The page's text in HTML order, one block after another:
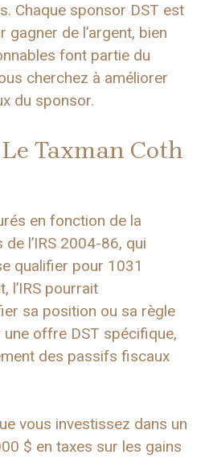
Chaque sponsor DST est
gagner de l’argent, bien
font partie du
cherchez à améliorer
du sponsor.
Taxman Coth
en fonction de la
l’IRS 2004-86, qui
qualifier pour 1031
l’IRS pourrait
sa position ou sa règle
offre DST spécifique,
des passifs fiscaux
vous investissez dans un
$ en taxes sur les gains